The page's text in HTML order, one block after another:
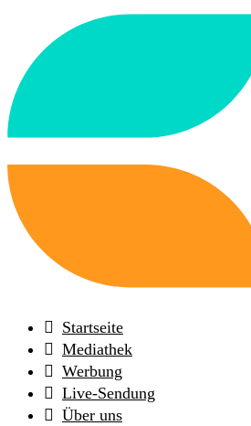
frontpage
Startseite
Mediathek
Werbung
Live-Sendung
Über uns